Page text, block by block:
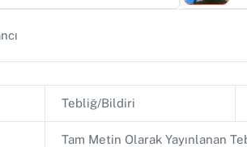
Tebliğ/Bildiri
Tam Metin Olarak Yayınlanan